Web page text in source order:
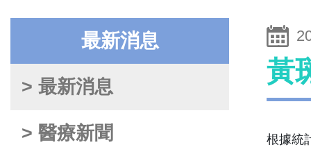
最新消息
> 最新消息
> 醫療新聞
黃
根據統